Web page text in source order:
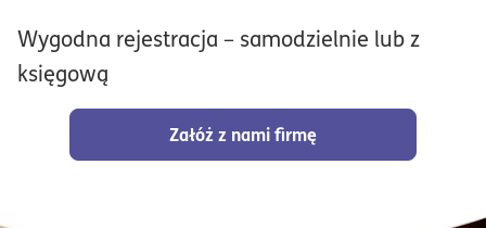
Wygodna rejestracja – samodzielnie lub z
księgową
Załóż z nami firmę